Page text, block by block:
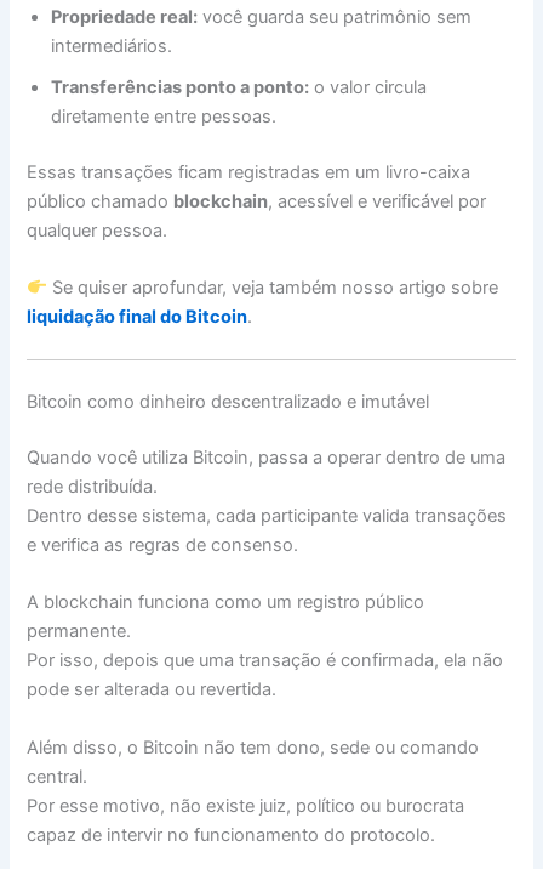
Propriedade real: você guarda seu patrimônio sem
intermediários.
Transferências ponto a ponto: o valor circula
diretamente entre pessoas.
Essas transações ficam registradas em um livro-caixa
público chamado blockchain, acessível e verificável por
qualquer pessoa.
Se quiser aprofundar, veja também nosso artigo sobre
liquidação final do Bitcoin.
Bitcoin como dinheiro descentralizado e imutável
Quando você utiliza Bitcoin, passa a operar dentro de uma
rede distribuída.
Dentro desse sistema, cada participante valida transações
e verifica as regras de consenso.
A blockchain funciona como um registro público
permanente.
Por isso, depois que uma transação é confirmada, ela não
pode ser alterada ou revertida.
Além disso, o Bitcoin não tem dono, sede ou comando
central.
Por esse motivo, não existe juiz, político ou burocrata
capaz de intervir no funcionamento do protocolo.